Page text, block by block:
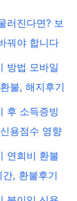
러진다면? 보
꿔야 합니다
방법 모바일
불, 해지후기
후 소득증빙
용점수 영향
연회비 환불
, 환불후기